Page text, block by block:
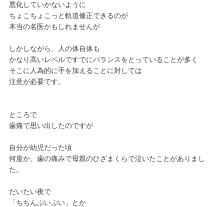
悪化していかないように
ちょこちょこっと軌道修正できるのが
本当の名医かもしれませんが
しかしながら、人の体自体も
かなり高いレベルですでにバランスをとっていることが多く
そこに人為的に手を加えることに対しては
注意が必要です。
ところで
歯痛で思い出したのですが
自分が幼児だった頃
何度か、歯の痛みで母親のひざまくらで泣いたことがありまし
た。
だいたい夜で
「ちちんぷいぷい」とか